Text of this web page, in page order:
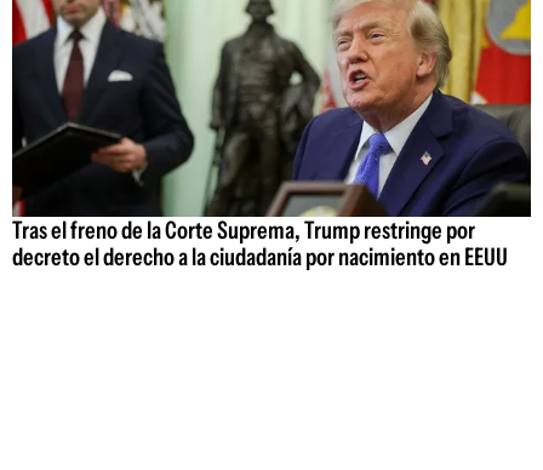
Tras el freno de la Corte Suprema, Trump restringe por
decreto el derecho a la ciudadanía por nacimiento en EEUU